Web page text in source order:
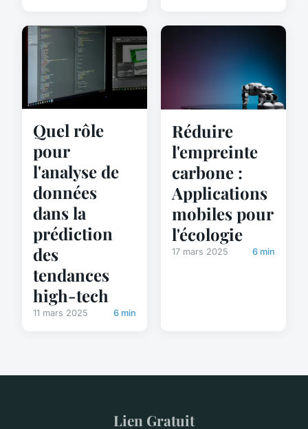
Quel rôle
pour
l'analyse de
données
dans la
prédiction
des
tendances
high-tech
11 mars 2025 6 min
Réduire
l'empreinte
carbone :
Applications
mobiles pour
l'écologie
17 mars 2025 6 min
Lien Gratuit